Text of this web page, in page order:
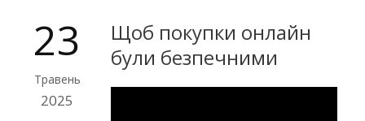
23
Травень
2025
Щоб покупки онлайн
були безпечними